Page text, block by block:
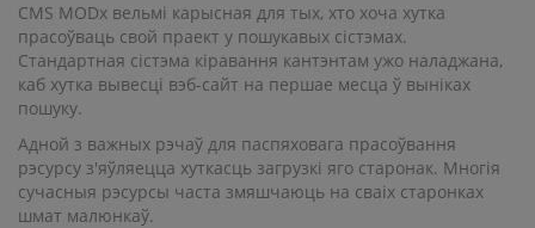
CMS MODx вельмі карысная для тых, хто хоча хутка
прасоўваць свой праект у пошукавых сістэмах.
Стандартная сістэма кіравання кантэнтам ужо наладжана,
каб хутка вывесці вэб-сайт на першае месца ў выніках
пошуку.
Адной з важных рэчаў для паспяховага прасоўвання
рэсурсу з'яўляецца хуткасць загрузкі яго старонак. Многія
сучасныя рэсурсы часта змяшчаюць на сваіх старонках
шмат малюнкаў.